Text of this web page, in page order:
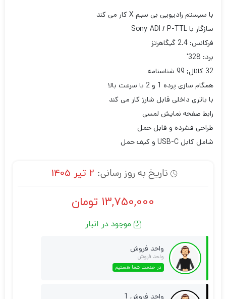
با سیستم رادیویی بی سیم X کار می کند
سازگار با Sony ADI / P-TTL
فرکانس: 2.4 گیگاهرتز
برد: 328′
32 کانال; 99 شناسنامه
همگام سازی پرده 1 و 2 با سرعت بالا
با باتری داخلی قابل شارژ کار می کند
رابط صفحه نمایش لمسی
طراحی فشرده و قابل حمل
شامل کابل USB-C و کیف حمل
تاریخ به روز رسانی: 2 تیر 1405
13,750,000 تومان
موجود در انبار
واحد فروش
واحد فروش
در خدمت شما هستیم
واحد فروش 1